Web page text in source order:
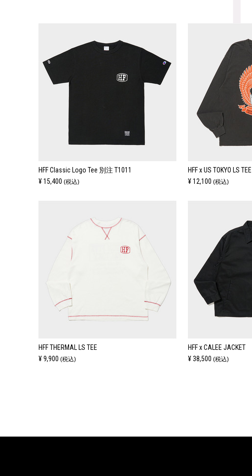
HFF Classic Logo Tee 別注 T1011
¥ 15,400(税込)
HFF x US TOKYO LS TEE
¥ 12,100 (税込)
HFF THERMAL LS TEE
¥ 9,900(税込)
HFF x CALEE JACKET
¥ 38,500 (税込)